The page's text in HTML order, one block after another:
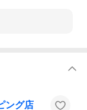
ング店